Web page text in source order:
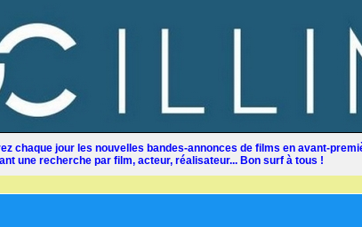
chaque jour les nouvelles bandes-annonces de films en avant-
une recherche par film, acteur, réalisateur... Bon surf à tous !